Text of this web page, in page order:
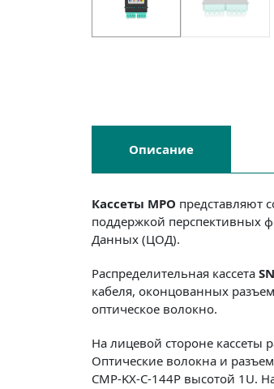
Описание
Кассеты MPO представляют
поддержкой перспективных
Данных (ЦОД).
Распределительная кассета
кабеля, оконцованных
оптическое волокно.
На лицевой стороне
Оптические волокна и
CMP-KX-C-144P высотой 1U.